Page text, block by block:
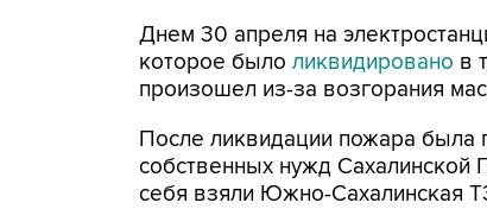
Днем 30 апреля на
которое было ликвидировано в
произошел из-за возгорания
После ликвидации пожара была
собственных нужд Сахалинской
себя взяли Южно-Сахалинская